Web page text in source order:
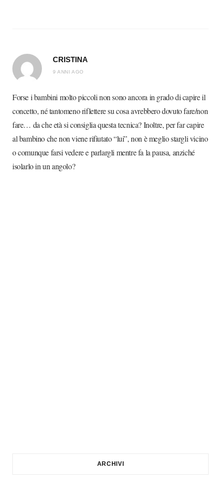
CRISTINA
9 ANNI AGO
Forse i bambini molto piccoli non sono ancora in grado di capire il
concetto, né tantomeno riflettere su cosa avrebbero dovuto fare/non
fare… da che età si consiglia questa tecnica? Inoltre, per far capire
al bambino che non viene rifiutato “lui”, non è meglio stargli vicino
o comunque farsi vedere e parlargli mentre fa la pausa, anziché
isolarlo in un angolo?
ARCHIVI